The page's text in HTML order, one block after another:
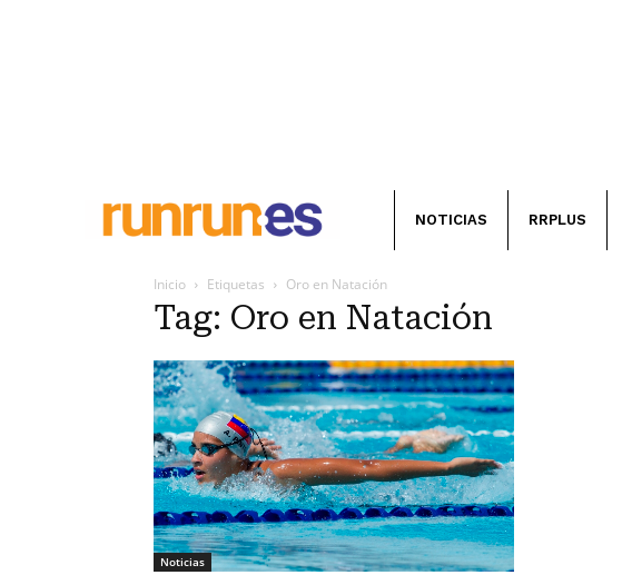
NOTICIAS RRPLUS
Inicio Etiquetas Oro en Natación
Tag: Oro en Natación
Noticias